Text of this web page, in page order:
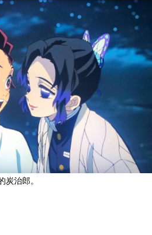
炭治郎。